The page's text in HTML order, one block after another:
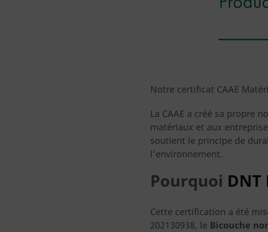
Notre certificat CAAE
La CAAE a créé sa propre
matériaux et aux
soutient le principe de
l’environnement.
Pourquoi
Cette certification a été
202130938, le Bicouche